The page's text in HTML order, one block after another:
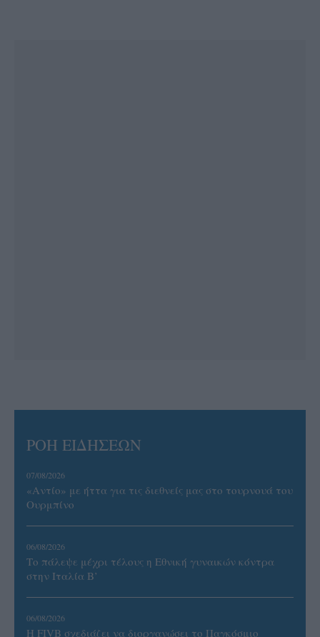
ΡΟΗ ΕΙΔΗΣΕΩΝ
07/08/2026
«Αντίο» με ήττα για τις διεθνείς μας στο τουρνουά του
Ουρμπίνο
06/08/2026
Το πάλεψε μέχρι τέλους η Εθνική γυναικών κόντρα
στην Ιταλία Β’
06/08/2026
Η FIVB σχεδιάζει να διοργανώσει το Παγκόσμιο